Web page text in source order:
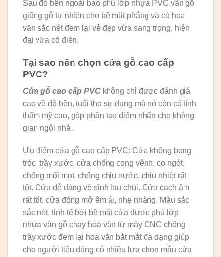
Sau đó bên ngoài bao phủ lớp nhựa PVC vân gỗ
giống gỗ tự nhiên cho bề mặt phẳng và có hoa
văn sắc nét đem lại vẻ đẹp vừa sang trọng, hiện
đại vừa cổ điển.
Tại sao nên chọn cửa gỗ cao cấp
PVC?
Cửa gỗ cao cấp PVC không chỉ được đánh giá
cao về độ bền, tuổi thọ sử dụng mà nó còn có tính
thẩm mỹ cao, góp phần tạo điểm nhấn cho không
gian ngôi nhà .
Ưu điểm cửa gỗ cao cấp PVC: Cửa không bong
tróc, trầy xước, cửa chống cong vênh, co ngót,
chống mối mọt, chống chịu nước, chịu nhiệt rất
tốt. Cửa dễ dàng vệ sinh lau chùi. Cửa cách âm
rất tốt, cửa đóng mở êm ái, nhẹ nhàng. Màu sắc
sắc nét, tinh tế bởi bề mặt cửa được phủ lớp
nhựa vân gỗ chạy hoa văn từ máy CNC chống
trầy xước đem lại hoa văn bắt mắt đa dạng giúp
cho người tiêu dùng có nhiều lựa chọn mẫu cửa